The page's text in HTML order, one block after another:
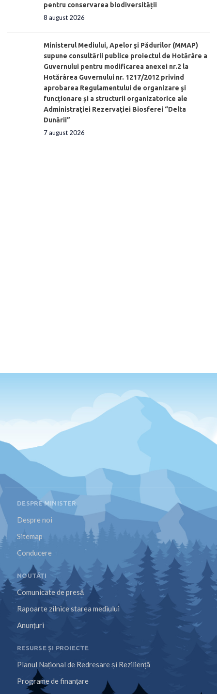
pentru conservarea biodiversității
8 august 2026
Ministerul Mediului, Apelor şi Pădurilor (MMAP)
supune consultării publice proiectul de Hotărâre a
Guvernului pentru modificarea anexei nr.2 la
Hotărârea Guvernului nr. 1217/2012 privind
aprobarea Regulamentului de organizare şi
funcționare și a structurii organizatorice ale
Administraţiei Rezervaţiei Biosferei “Delta
Dunării”
7 august 2026
DESPRE MINISTER
Despre noi
Sitemap
Conducere
NOUTĂȚI
Comunicate de presă
Rapoarte zilnice starea mediului
Anunțuri
RESURSE ȘI PROIECTE
Planul Național de Redresare și Reziliență
Programe de finanțare